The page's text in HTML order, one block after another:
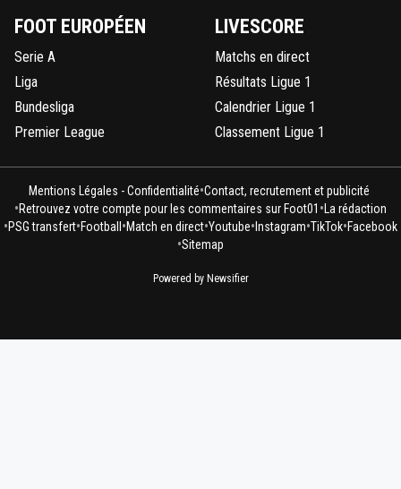
FOOT EUROPÉEN
Serie A
Liga
Bundesliga
Premier League
LIVESCORE
Matchs en direct
Résultats Ligue 1
Calendrier Ligue 1
Classement Ligue 1
Mentions Légales - Confidentialité•Contact, recrutement et publicité
•Retrouvez votre compte pour les commentaires sur Foot01 • La rédaction
•PSG transfert•Football •Match en direct•Youtube• Instagram•TikTok•Facebook
•Sitemap
Powered by Newsifier